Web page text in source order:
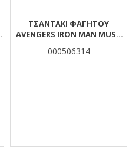
ΤΣΑΝΤΆΚΙ ΦΑΓΗΤΟΎ
AVENGERS IRON MAN MUST
000506314